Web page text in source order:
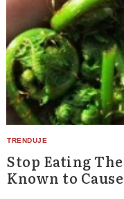
Stop Eating
Known to